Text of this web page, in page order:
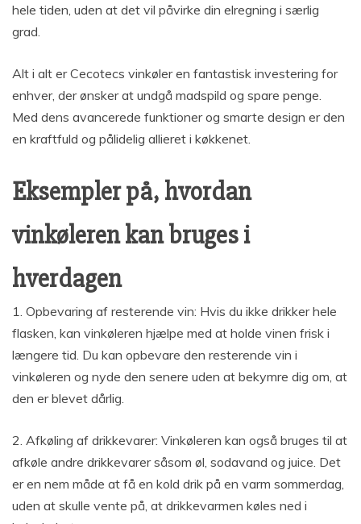
hele tiden, uden at det vil påvirke din elregning i særlig
grad.
Alt i alt er Cecotecs vinkøler en fantastisk investering for
enhver, der ønsker at undgå madspild og spare penge.
Med dens avancerede funktioner og smarte design er den
en kraftfuld og pålidelig allieret i køkkenet.
Eksempler på, hvordan
vinkøleren kan bruges i
hverdagen
1. Opbevaring af resterende vin: Hvis du ikke drikker hele
flasken, kan vinkøleren hjælpe med at holde vinen frisk i
længere tid. Du kan opbevare den resterende vin i
vinkøleren og nyde den senere uden at bekymre dig om, at
den er blevet dårlig.
2. Afkøling af drikkevarer: Vinkøleren kan også bruges til at
afkøle andre drikkevarer såsom øl, sodavand og juice. Det
er en nem måde at få en kold drik på en varm sommerdag,
uden at skulle vente på, at drikkevarmen køles ned i